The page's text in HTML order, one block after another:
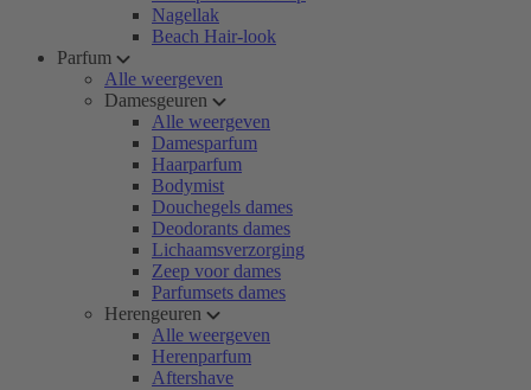
Nagellak
Beach Hair-look
Parfum
Alle weergeven
Damesgeuren
Alle weergeven
Damesparfum
Haarparfum
Bodymist
Douchegels dames
Deodorants dames
Lichaamsverzorging
Zeep voor dames
Parfumsets dames
Herengeuren
Alle weergeven
Herenparfum
Aftershave